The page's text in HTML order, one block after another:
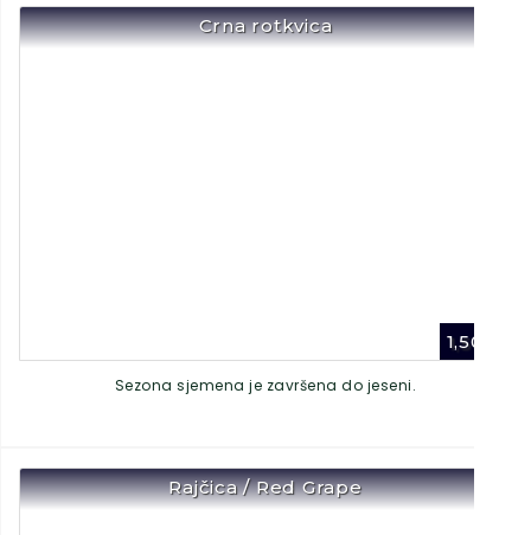
Crna rotkvica
1,50
Sezona sjemena je završena do jeseni.
Rajčica / Red Grape